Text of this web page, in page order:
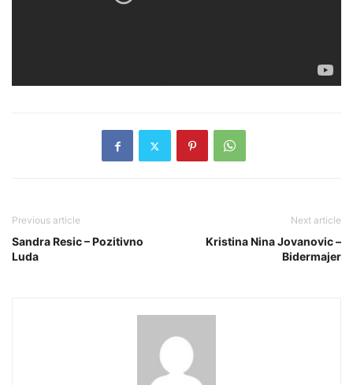
Previous article
Sandra Resic – Pozitivno
Luda
Next article
Kristina Nina Jovanovic –
Bidermajer